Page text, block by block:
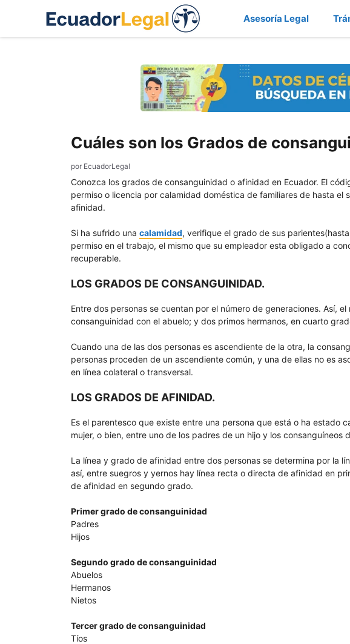
Asesoría Legal
Cuáles son los Grados de
por EcuadorLegal
Conozca los grados de consanguinidad o afinidad en Ecuador. El
permiso o licencia por calamidad doméstica de familiares de hasta el
afinidad.
Si ha sufrido una calamidad, verifique el grado de sus
permiso en el trabajo, el mismo que su empleador esta obligado a
recuperable.
LOS GRADOS DE CONSANGUINIDAD.
Entre dos personas se cuentan por el número de generaciones. Así,
consanguinidad con el abuelo; y dos primos hermanos, en cuarto
Cuando una de las dos personas es ascendiente de la otra, la
personas proceden de un ascendiente común, y una de ellas no es
en línea colateral o transversal.
LOS GRADOS DE AFINIDAD.
Es el parentesco que existe entre una persona que está o ha estado
mujer, o bien, entre uno de los padres de un hijo y los consanguíneos
La línea y grado de afinidad entre dos personas se determina por la
así, entre suegros y yernos hay línea recta o directa de afinidad en
de afinidad en segundo grado.
Primer grado de consanguinidad
Padres
Hijos
Segundo grado de consanguinidad
Abuelos
Hermanos
Nietos
Tercer grado de consanguinidad
Tíos